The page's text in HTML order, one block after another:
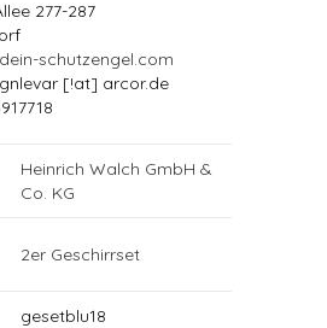
277-287
schutzengel.com
[!at] arcor.de
Heinrich Walch GmbH &
Co. KG
2er Geschirrset
gesetblu18